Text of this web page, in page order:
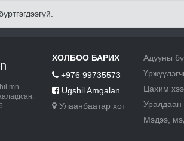
ХОЛБОО БАРИХ
+976 99735573
Ugshil Amgalan
Улаанбаатар хот
Адууны
Цахим
Уралдаан
Мэдээ,